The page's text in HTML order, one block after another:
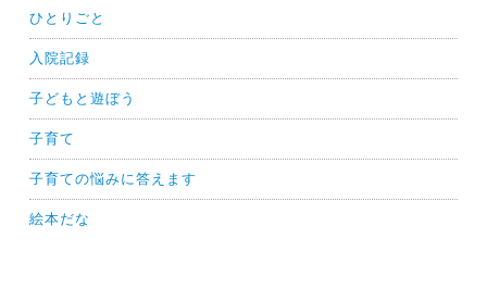
ひとりごと
入院記録
子どもと遊ぼう
子育て
子育ての悩みに答えます
絵本だな